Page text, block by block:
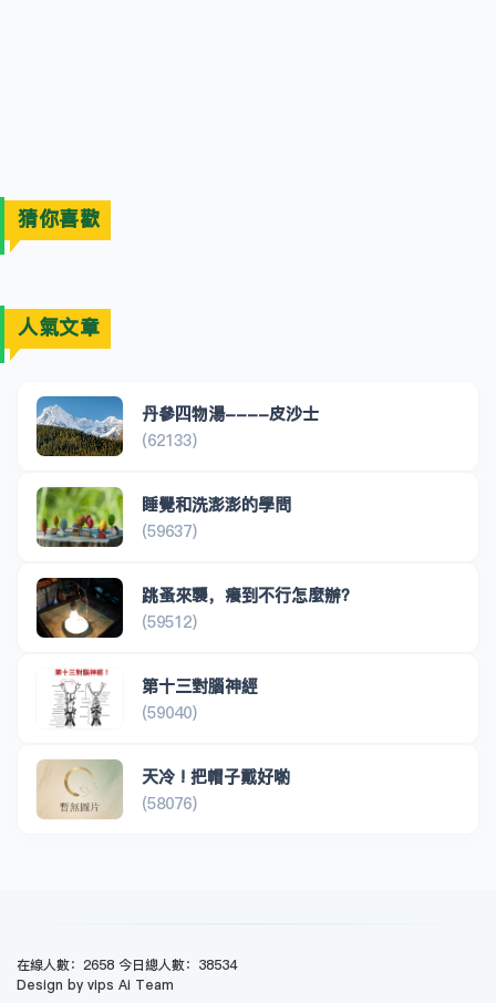
猜你喜歡
人氣文章
丹參四物湯----皮沙士
(62133)
睡覺和洗澎澎的學問
(59637)
跳蚤來襲，癢到不行怎麼辦？
(59512)
第十三對腦神經
(59040)
天冷 ! 把帽子戴好喲
(58076)
在線人數：2658 今日總人數：38534
Design by vips Ai Team